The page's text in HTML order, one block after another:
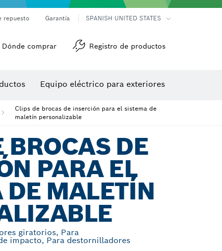
repuesto Garantía SPANISH UNITED STATES
Dónde comprar Registro de productos
Equipo eléctrico para exteriores
Clips de brocas de inserción para el sistema de
maletín personalizable
BROCAS DE
PARA EL
DE MALETÍN
giratorios, Para
impacto, Para destornilladores